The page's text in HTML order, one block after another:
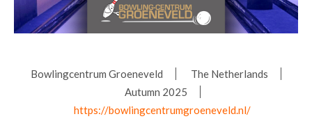
Bowlingcentrum Groeneveld
The Netherlands
Autumn 2025
https://bowlingcentrumgroeneveld.nl/